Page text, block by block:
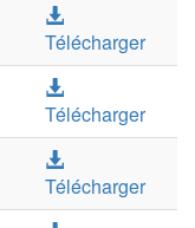
Télécharger
Télécharger
Télécharger